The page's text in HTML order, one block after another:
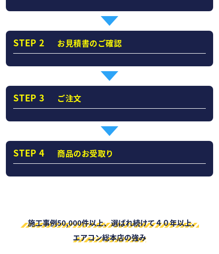
STEP 2 お見積書のご確認
STEP 3 ご注文
STEP 4 商品のお受取り
施工事例50,000件以上、選ばれ続けて４０年以上、
エアコン総本店の強み